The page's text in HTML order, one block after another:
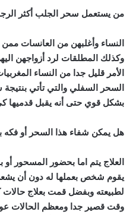
من يستعمل سحر الجلب أكثر
النساء وأغلبهن من العانسات
وكذلك المطلقات لرد أزواجهن
الأمر قليل جدا من النساء
السحر السفلي والتي تأتي بنتيجة
بشكل قوي حتى أنه يقبل قدميها
هل يمكن شفاء هذا السحر أو فكه
العلاج يتم اما بحضور المسحور
يقوم شخص بعملها له دون أن
لطبيعته وبفضل قمت بعلاج
وقت قصير جدا ومعظم الحالات